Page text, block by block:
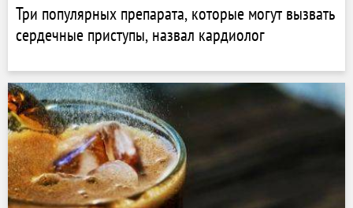
Три популярных препарата, которые могут вызвать
сердечные приступы, назвал кардиолог